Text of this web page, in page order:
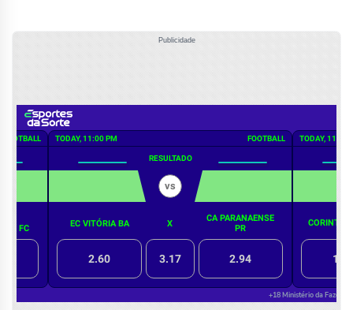
Publicidade